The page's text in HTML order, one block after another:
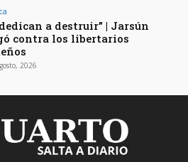
dedican a destruir” | Jarsún
contra los libertarios
2026